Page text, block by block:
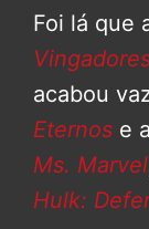
Foi lá que
acabou
Eternos e
Ms. Marvel
Hulk: